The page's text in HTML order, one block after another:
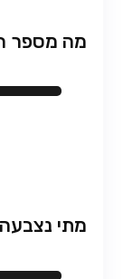
מה מספר
מתי